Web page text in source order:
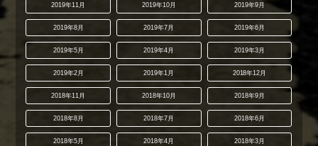
2019年11月 2019年10月 2019年9月
2019年8月 2019年7月 2019年6月
2019年5月 2019年4月 2019年3月
2019年2月 2019年1月 2018年12月
2018年11月 2018年10月 2018年9月
2018年8月 2018年7月 2018年6月
2018年5月 2018年4月 2018年3月